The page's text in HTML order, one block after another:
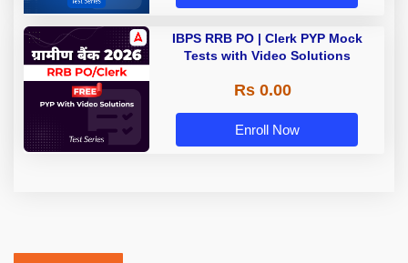
IBPS RRB PO | Clerk PYP Mock
Tests with Video Solutions
Rs 0.00
Enroll Now